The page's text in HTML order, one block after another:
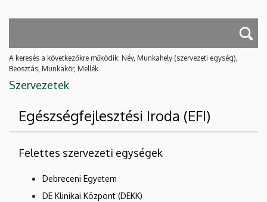
A keresés a következőkre működik: Név, Munkahely (szervezeti egység),
Beosztás, Munkakör, Mellék
Szervezetek
Egészségfejlesztési Iroda (EFI)
Felettes szervezeti egységek
Debreceni Egyetem
DE Klinikai Központ (DEKK)